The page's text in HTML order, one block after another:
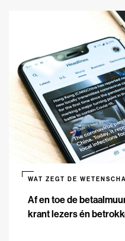
Af en toe de
krant lezers én
WAT ZEGT DE